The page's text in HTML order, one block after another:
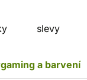
slevy
a barvení